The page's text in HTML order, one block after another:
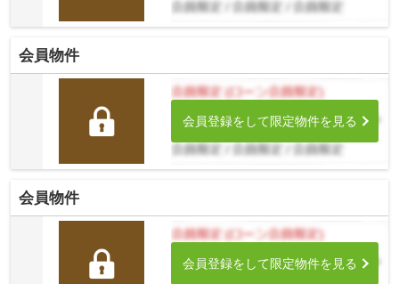
会員物件
会員登録をして限定物件を見る
会員物件
会員登録をして限定物件を見る